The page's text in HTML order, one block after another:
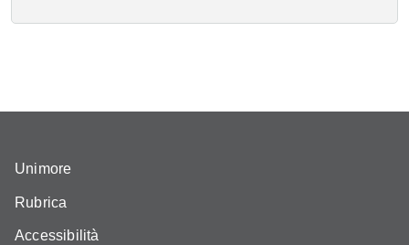
Unimore
Rubrica
Accessibilità